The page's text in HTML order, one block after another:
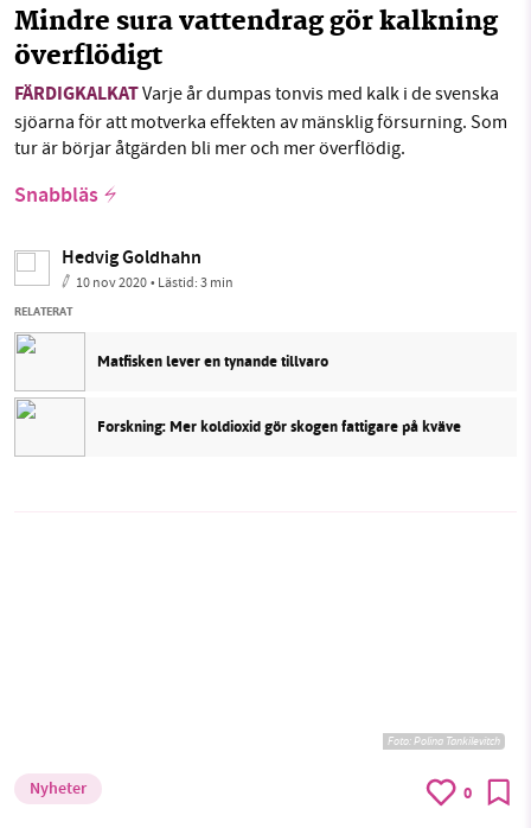
Mindre sura vattendrag gör kalkning
överflödigt
FÄRDIGKALKATVarje år dumpas tonvis med kalk i de svenska
sjöarna för att motverka effekten av mänsklig försurning. Som
tur är börjar åtgärden bli mer och mer överflödig.
Snabbläs
Hedvig Goldhahn
10 nov 2020• Lästid:3 min
RELATERAT
Matfisken lever en tynande tillvaro
Forskning: Mer koldioxid gör skogen fattigare på kväve
Foto:Polina Tankilevitch
Nyheter 0